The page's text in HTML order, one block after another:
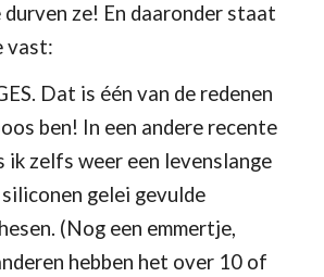
ze! En daaronder staat
vast:
Dat is één van de redenen
ben! In een andere recente
zelfs weer een levenslange
gelei gevulde
(Nog een emmertje,
hebben het over 10 of